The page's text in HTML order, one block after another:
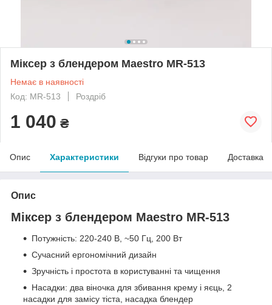
Міксер з блендером Maestro MR-513
Немає в наявності
Код: MR-513
Роздріб
1 040 ₴
Опис Характеристики Відгуки про товар Доставка
Опис
Міксер з блендером Maestro MR-513
Потужність: 220-240 В, ~50 Гц, 200 Вт
Сучасний ергономічний дизайн
Зручність і простота в користуванні та чищення
Насадки: два віночка для збивання крему і яєць, 2
насадки для замісу тіста, насадка блендер